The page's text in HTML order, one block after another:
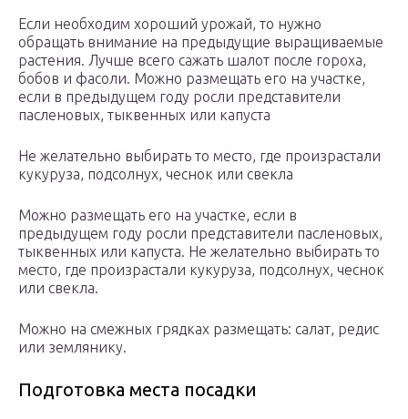
Если необходим хороший урожай, то нужно
обращать внимание на предыдущие выращиваемые
растения. Лучше всего сажать шалот после гороха,
бобов и фасоли. Можно размещать его на участке,
если в предыдущем году росли представители
пасленовых, тыквенных или капуста
Не желательно выбирать то место, где произрастали
кукуруза, подсолнух, чеснок или свекла
Можно размещать его на участке, если в
предыдущем году росли представители пасленовых,
тыквенных или капуста. Не желательно выбирать то
место, где произрастали кукуруза, подсолнух, чеснок
или свекла.
Можно на смежных грядках размещать: салат, редис
или землянику.
Подготовка места посадки